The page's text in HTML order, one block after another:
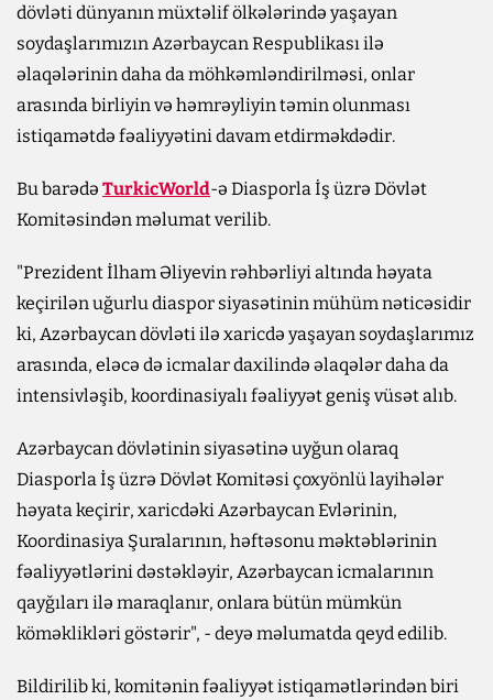
dövləti dünyanın müxtəlif ölkələrində yaşayan
soydaşlarımızın Azərbaycan Respublikası ilə
əlaqələrinin daha da möhkəmləndirilməsi, onlar
arasında birliyin və həmrəyliyin təmin olunması
istiqamətdə fəaliyyətini davam etdirməkdədir.
Bu barədə TurkicWorld-ə Diasporla İş üzrə Dövlət
Komitəsindən məlumat verilib.
"Prezident İlham Əliyevin rəhbərliyi altında həyata
keçirilən uğurlu diaspor siyasətinin mühüm nəticəsidir
ki, Azərbaycan dövləti ilə xaricdə yaşayan soydaşlarımız
arasında, eləcə də icmalar daxilində əlaqələr daha da
intensivləşib, koordinasiyalı fəaliyyət geniş vüsət alıb.
Azərbaycan dövlətinin siyasətinə uyğun olaraq
Diasporla İş üzrə Dövlət Komitəsi çoxyönlü layihələr
həyata keçirir, xaricdəki Azərbaycan Evlərinin,
Koordinasiya Şuralarının, həftəsonu məktəblərinin
fəaliyyətlərini dəstəkləyir, Azərbaycan icmalarının
qayğıları ilə maraqlanır, onlara bütün mümkün
köməklikləri göstərir", - deyə məlumatda qeyd edilib.
Bildirilib ki, komitənin fəaliyyət istiqamətlərindən biri